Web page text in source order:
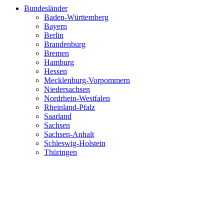
Bundesländer
Baden-Württemberg
Bayern
Berlin
Brandenburg
Bremen
Hamburg
Hessen
Mecklenburg-Vorpommern
Niedersachsen
Nordrhein-Westfalen
Rheinland-Pfalz
Saarland
Sachsen
Sachsen-Anhalt
Schleswig-Holstein
Thüringen